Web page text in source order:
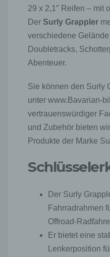
29 x 2,1″ Reifen – mit
Der Surly Grappler
verschiedene
Doubletracks,
Abenteuer.
Sie können den Surly
unter www.Bavarian-
vertrauenswürdiger
und Zubehör bieten
Produkte der Marke
Der Surly
Fahrradrahmen
Offroad-
Er bietet eine
Lenkerposition